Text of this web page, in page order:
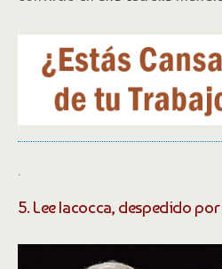
.
5. Lee Iacocca, despedido